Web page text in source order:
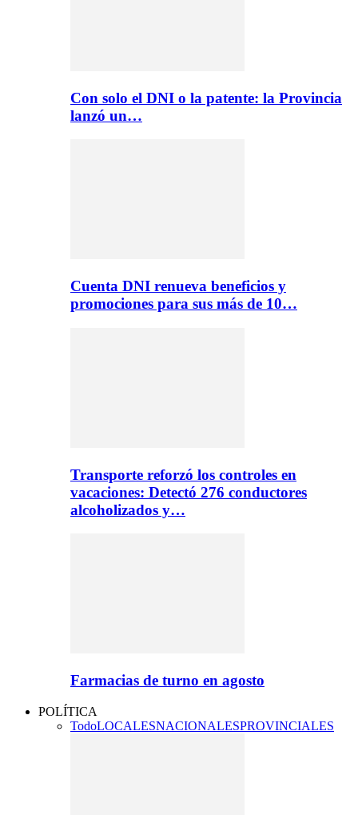
Con solo el DNI o la patente: la Provincia
lanzó un…
Cuenta DNI renueva beneficios y
promociones para sus más de 10…
Transporte reforzó los controles en
vacaciones: Detectó 276 conductores
alcoholizados y…
Farmacias de turno en agosto
POLÍTICA
TodoLOCALESNACIONALESPROVINCIALES